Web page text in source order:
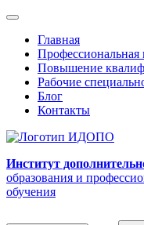
Главная
Профессиональная
Повышение
Рабочие
Блог
Контакты
Институт
образования и
обучения